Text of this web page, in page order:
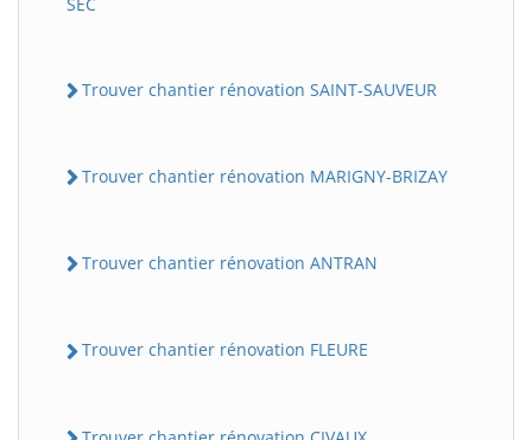
Trouver chantier rénovation SAINT-SAUVEUR
Trouver chantier rénovation MARIGNY-BRIZAY
Trouver chantier rénovation ANTRAN
Trouver chantier rénovation FLEURE